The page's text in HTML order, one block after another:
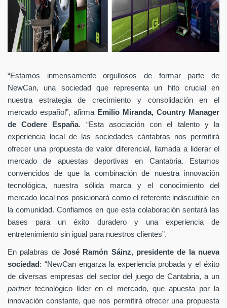
“Estamos inmensamente orgullosos de formar parte de
NewCan, una sociedad que representa un hito crucial en
nuestra estrategia de crecimiento y consolidación en el
mercado español”, afirma Emilio Miranda, Country Manager
de Codere España. “Esta asociación con el talento y la
experiencia local de las sociedades cántabras nos permitirá
ofrecer una propuesta de valor diferencial, llamada a liderar el
mercado de apuestas deportivas en Cantabria. Estamos
convencidos de que la combinación de nuestra innovación
tecnológica, nuestra sólida marca y el conocimiento del
mercado local nos posicionará como el referente indiscutible en
la comunidad. Confiamos en que esta colaboración sentará las
bases para un éxito duradero y una experiencia de
entretenimiento sin igual para nuestros clientes”.
En palabras de José Ramón Sáinz, presidente de la nueva
sociedad : “NewCan engarza la experiencia probada y el éxito
de diversas empresas del sector del juego de Cantabria, a un
partnertecnológico líder en el mercado, que apuesta por la
innovación constante, que nos permitirá ofrecer una propuesta